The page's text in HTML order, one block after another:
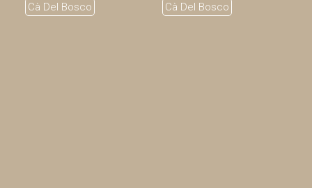
Cà Del Bosco Cà Del Bosco